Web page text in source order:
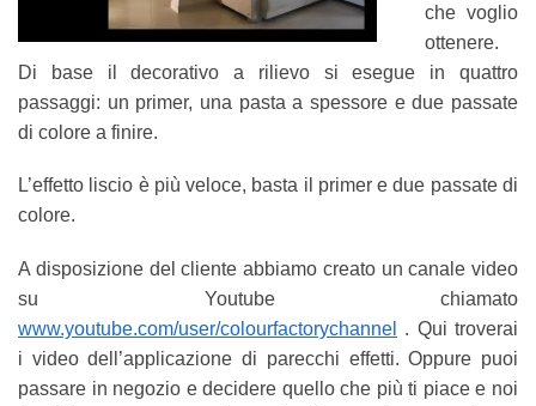
che voglio
ottenere.
Di base il decorativo a rilievo si esegue in quattro
passaggi: un primer, una pasta a spessore e due passate
di colore a finire.
L’effetto liscio è più veloce, basta il primer e due passate di
colore.
A disposizione del cliente abbiamo creato un canale video
su Youtube chiamato
www.youtube.com/user/colourfactorychannel
. Qui troverai
i video dell’applicazione di parecchi effetti. Oppure puoi
passare in negozio e decidere quello che più ti piace e noi